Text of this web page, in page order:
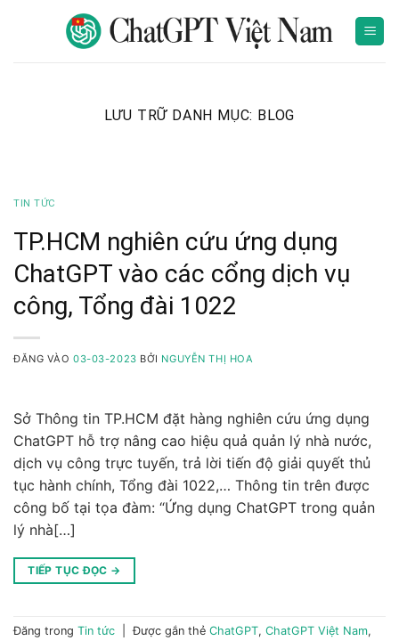
LƯU TRỮ DANH MỤC: BLOG
TIN TỨC
TP.HCM nghiên cứu ứng dụng
ChatGPT vào các cổng dịch vụ
công, Tổng đài 1022
ĐĂNG VÀO03-03-2023 BỞI NGUYỄN THỊ HOA
Sở Thông tin TP.HCM đặt hàng nghiên cứu ứng dụng
ChatGPT hỗ trợ nâng cao hiệu quả quản lý nhà nước,
dịch vụ công trực tuyến, trả lời tiến độ giải quyết thủ
tục hành chính, Tổng đài 1022,… Thông tin trên được
công bố tại tọa đàm: “Ứng dụng ChatGPT trong quản
lý nhà[…]
TIẾP TỤC ĐỌC →
Đăng trong Tin tức Được gắn thẻ ChatGPT, ChatGPT Việt Nam,